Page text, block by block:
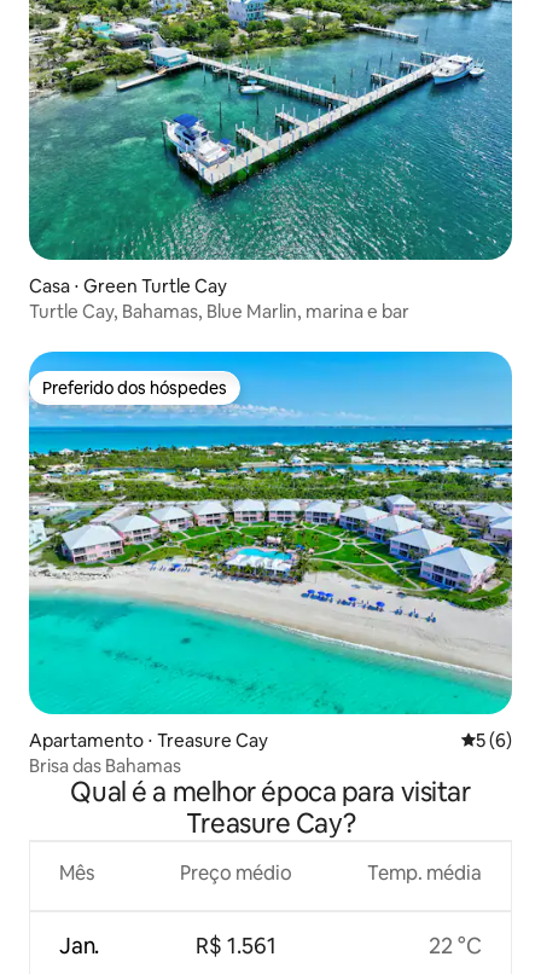
Casa ⋅ Green Turtle Cay
Turtle Cay, Bahamas, Blue Marlin, marina e bar
Preferido dos hóspedes
Preferido dos hóspedes
Apartamento ⋅ Treasure Cay 5 de
5 (6)
Brisa das Bahamas
Qual é a melhor época para visitar
Treasure Cay?
Mês
Jan.
Preço médio
R$ 1.561
Temp. média
22 °C